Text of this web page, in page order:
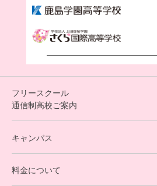
フリースクール
通信制高校ご案内
オンラインコース
キャンパス
料金について